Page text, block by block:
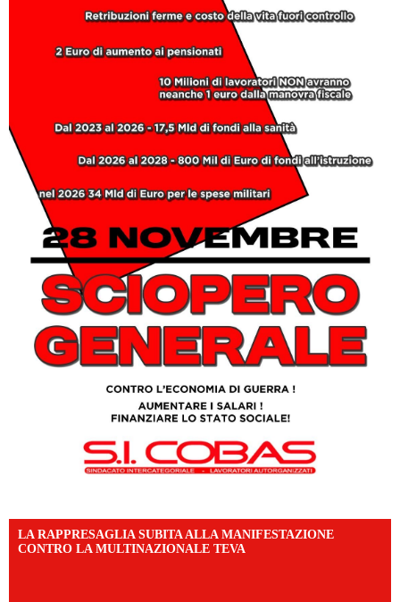
LA RAPPRESAGLIA SUBITA ALLA MANIFESTAZIONE
CONTRO LA MULTINAZIONALE TEVA